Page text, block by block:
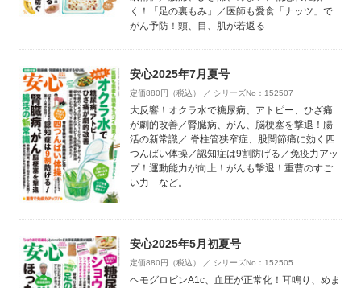
く！「足の裏もみ」／医師も愛食「ナッツ」で
がん予防！頭、目、肌が若返る
安心2025年7月夏号
定価880円（税込） ／ シリーズNo：152507
大反響！オクラ水で糖尿病、アトピー、ひざ痛
が劇的改善／腎臓病、がん、脳梗塞を撃退！腸
活の新常識／ 脊柱管狭窄症、股関節痛に効く四
つんばい体操／認知症は9割防げる／免疫力アッ
プ！運動能力が向上！がんも撃退！重曹のすご
い力 など。
安心2025年5月初夏号
定価880円（税込） ／ シリーズNo：152505
ヘモグロビンA1c、血圧が正常化！耳鳴り、めま